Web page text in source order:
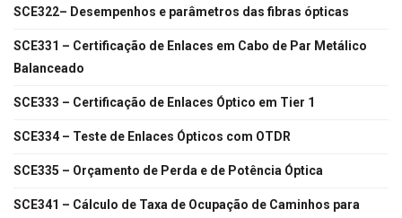
SCE322– Desempenhos e parâmetros das fibras ópticas
SCE331 – Certificação de Enlaces em Cabo de Par Metálico
Balanceado
SCE333 – Certificação de Enlaces Óptico em Tier 1
SCE334 – Teste de Enlaces Ópticos com OTDR
SCE335 – Orçamento de Perda e de Potência Óptica
SCE341 – Cálculo de Taxa de Ocupação de Caminhos para